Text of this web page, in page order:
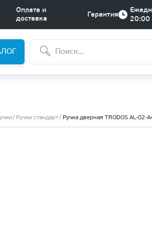
Оплата и
доставка
Гарантия
20:00
Ручки стандарт Ручка дверная TRODOS AL-02-